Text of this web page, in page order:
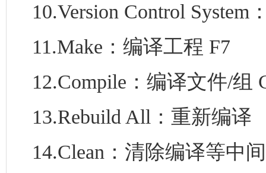
10.Version Control System
11.Make：编译工程 F7
12.Compile：编译文件/组
13.Rebuild All：重新编译
14.Clean：清除编译等中